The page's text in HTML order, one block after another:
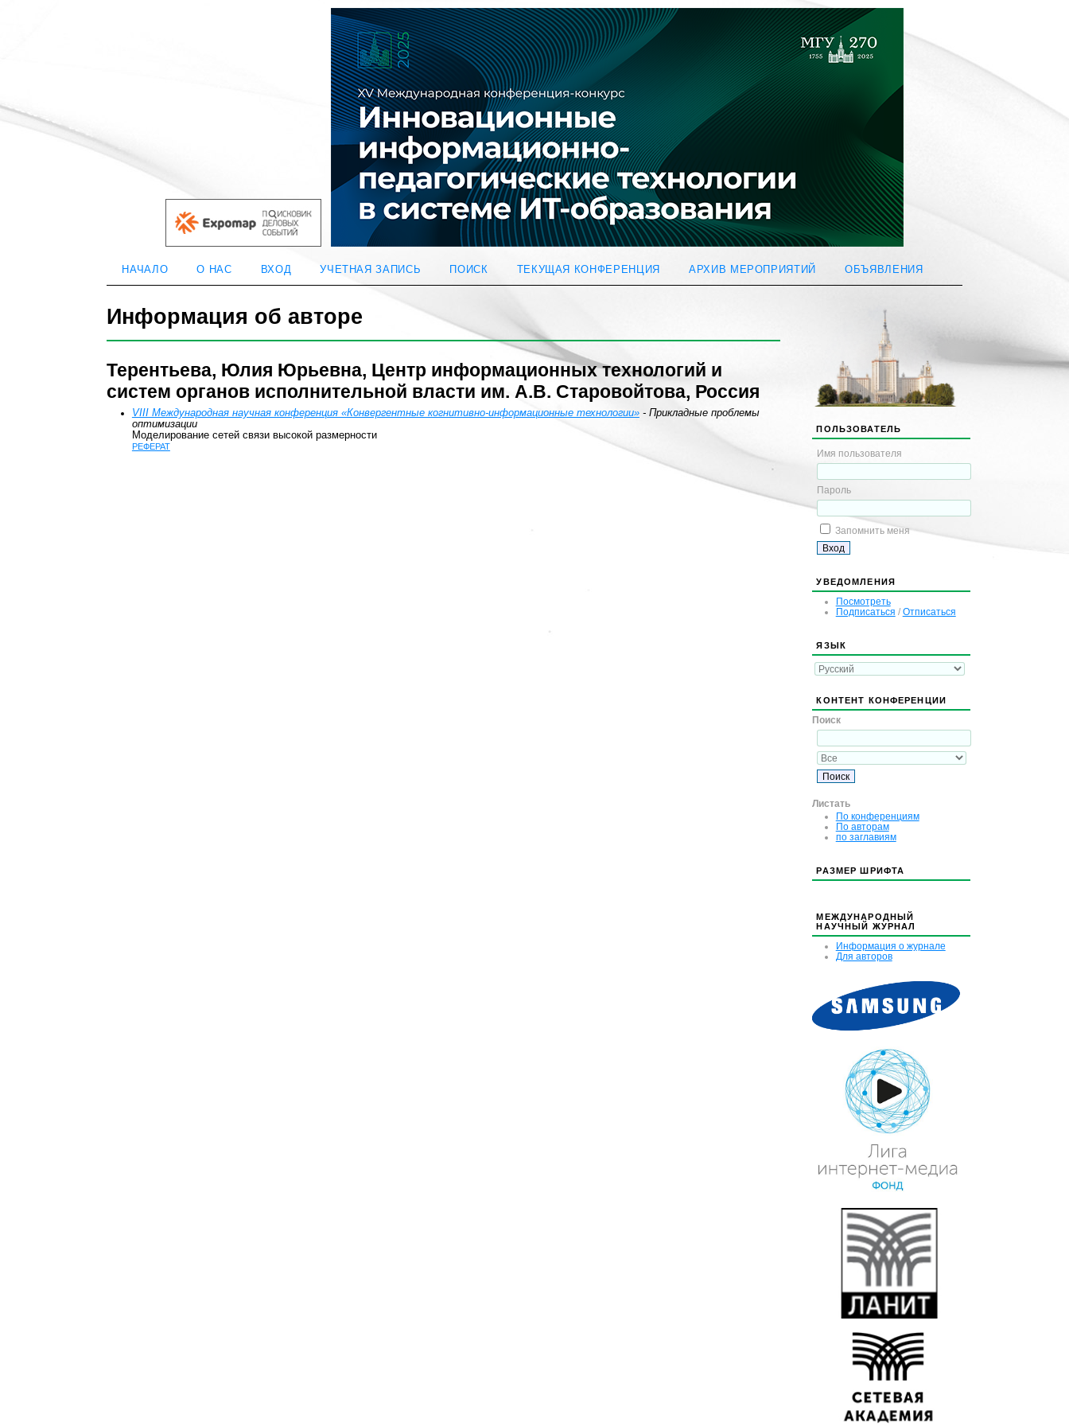
ПОЛЬЗОВАТЕЛЬ
Имя пользователя
Пароль
Запомнить меня
УВЕДОМЛЕНИЯ
Посмотреть
Подписаться / Отписаться
ЯЗЫК
КОНТЕНТ КОНФЕРЕНЦИИ
Поиск
Листать
По конференциям
По авторам
по заглавиям
РАЗМЕР ШРИФТА
МЕЖДУНАРОДНЫЙ
НАУЧНЫЙ ЖУРНАЛ
Информация о журнале
Для авторов
НАЧАЛО О НАС ВХОД УЧЕТНАЯ ЗАПИСЬ ПОИСК ТЕКУЩАЯ КОНФЕРЕНЦИЯ АРХИВ МЕРОПРИЯТИЙ ОБЪЯВЛЕНИЯ
Информация об авторе
Терентьева, Юлия Юрьевна, Центр информационных технологий и
систем органов исполнительной власти им. А.В. Старовойтова, Россия
VIII Международная научная конференция «Конвергентные когнитивно-информационные технологии»- Прикладные проблемы
оптимизации
Моделирование сетей связи высокой размерности
РЕФЕРАТ